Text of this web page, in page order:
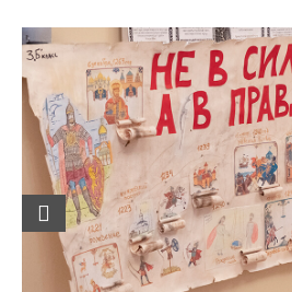
Previous